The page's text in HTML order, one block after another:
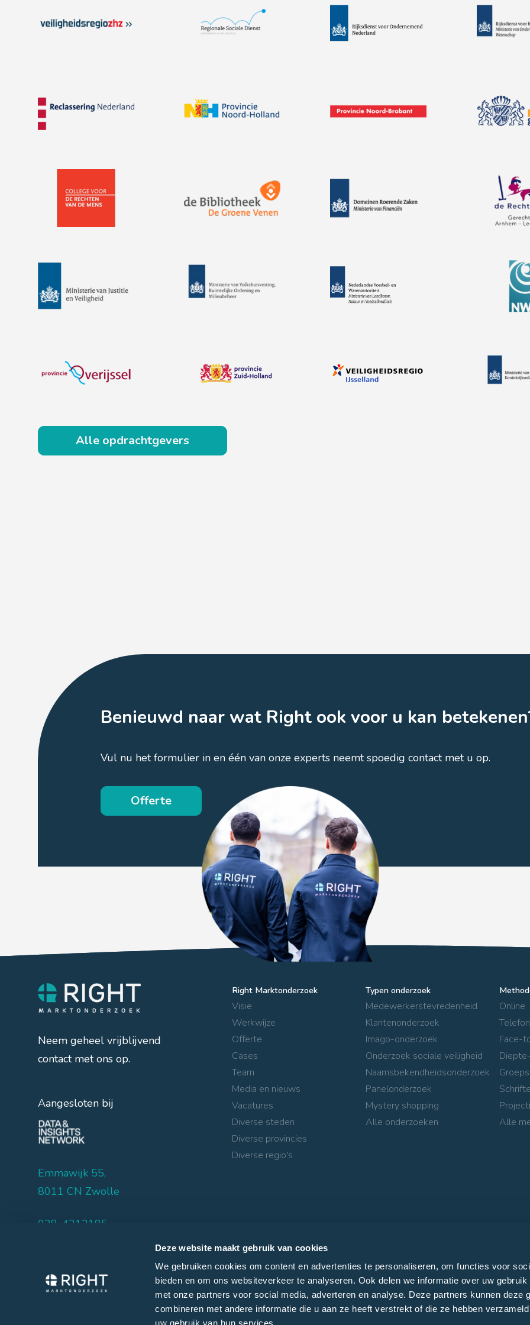
Deze website maakt gebruik van cookies
We gebruiken cookies om content en advertenties te personaliseren, om functies voor
bieden en om ons websiteverkeer te analyseren. Ook delen we informatie over uw
met onze partners voor social media, adverteren en analyse. Deze partners kunnen deze
combineren met andere informatie die u aan ze heeft verstrekt of die ze hebben
uw gebruik van hun services.
Alle opdrachtgevers
Benieuwd naar wat Right ook voor u kan
Vul nu het formulier in en één van onze experts neemt spoedig contact met u op.
Offerte
Neem geheel vrijblijvend
contact met ons op.
Aangesloten bij
Emmawijk 55,
8011 CN Zwolle
038-4212185
info@rightmarktonderzoek.nl
Right Marktonderzoek
Visie
Werkwijze
Offerte
Cases
Team
Media en nieuws
Vacatures
Diverse steden
Diverse provincies
Diverse regio's
Typen onderzoek
Medewerkerstevredenheid
Klantenonderzoek
Imago-onderzoek
Onderzoek sociale veiligheid
Naamsbekendheidsonderzoek
Panelonderzoek
Mystery shopping
Alle onderzoeken
Online
Face-
Alle
Right Marktonderzoek 2026